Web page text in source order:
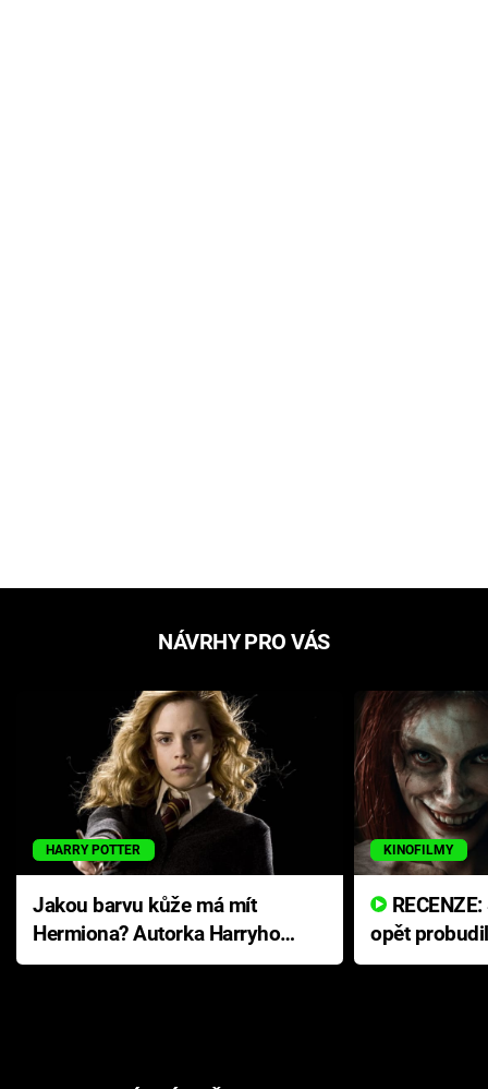
NÁVRHY PRO VÁS
HARRY POTTER
Jakou barvu kůže má mít
Hermiona? Autorka Harryho
Pottera přišla s ráznou
KINOFILMY
opět
přichází s